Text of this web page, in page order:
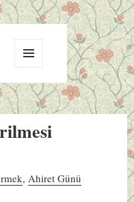
VE
BILEŞENLER
, Ahiret Günü